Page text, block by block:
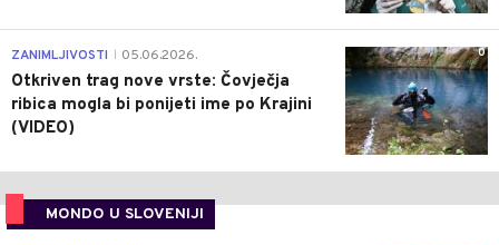
0
ZANIMLJIVOSTI 05.06.2026.
Otkriven trag nove vrste: Čovječja
ribica mogla bi ponijeti ime po Krajini
(VIDEO)
MONDO U SLOVENIJI